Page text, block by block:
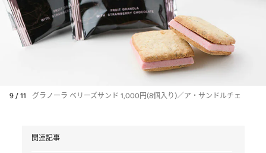
9 / 11 グラノーラ ベリーズサンド 1,000円(8個入り)／ア・サンドルチェ
関連記事